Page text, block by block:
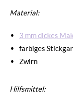
Material:
3 mm dickes
farbiges
Zwirn
Hilfsmittel: